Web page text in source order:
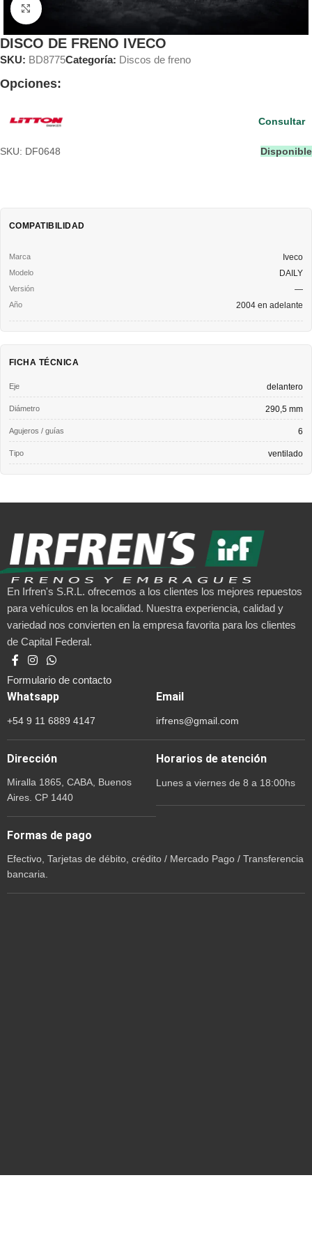
Clic para ampliar
DISCO DE FRENO IVECO
SKU: BD8775Categoría: Discos de freno
Opciones:
SKU: DF0648 Disponible
Consultar
COMPATIBILIDAD
Iveco
DAILY
—
2004 en adelante
FICHA TÉCNICA
Eje delantero
Diámetro 290,5 mm
Agujeros / guías 6
Tipo ventilado
En Irfren's S.R.L. ofrecemos a los clientes los mejores repuestos
para vehículos en la localidad. Nuestra experiencia, calidad y
variedad nos convierten en la empresa favorita para los clientes
de Capital Federal.
Formulario de contacto
Whatsapp
+54 9 11 6889 4147
Email
irfrens@gmail.com
Dirección
Miralla 1865, CABA, Buenos
Aires. CP 1440
Horarios de atención
Lunes a viernes de 8 a 18:00hs
Formas de pago
Efectivo, Tarjetas de débito, crédito / Mercado Pago / Transferencia
bancaria.